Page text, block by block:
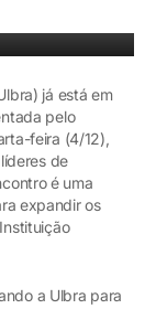
já está em
pelo
feira (4/12),
de
é uma
expandir os
a Ulbra para